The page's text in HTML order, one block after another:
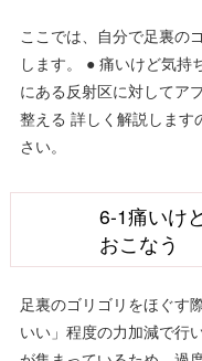
ここでは、自分で足裏の
します。 ● 痛いけど気持
にある反射区に対してア
整える 詳しく解説します
さい。
6-1痛いけ
おこなう
足裏のゴリゴリをほぐす
いい」程度の力加減で行